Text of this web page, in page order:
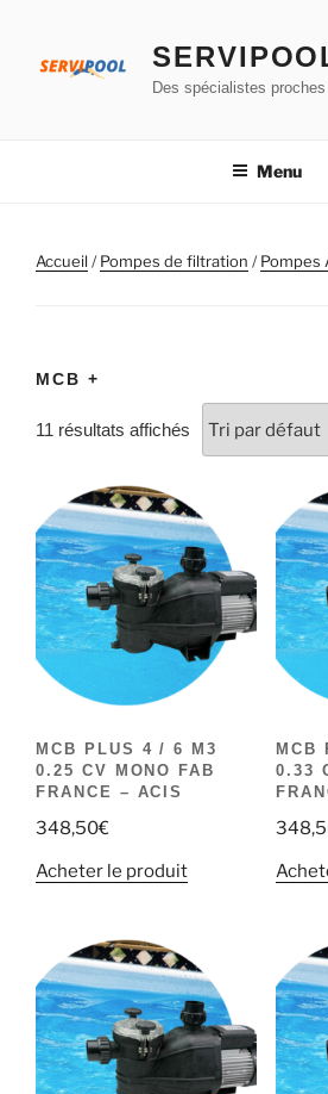
contenu
Des spécialistes
Menu
Accueil/Pompes de filtration /Pompes
MCB +
11 résultats affichés
MCB PLUS 4 / 6 M3
0.25 CV MONO FAB
FRANCE – ACIS
348,50€
Acheter le produit
MCB
0.33